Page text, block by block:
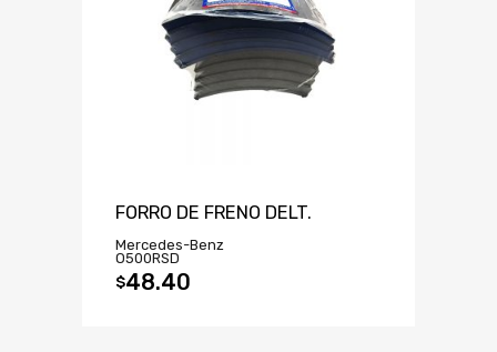
FORRO DE FRENO DELT.
Mercedes-Benz
O500RSD
$48.40